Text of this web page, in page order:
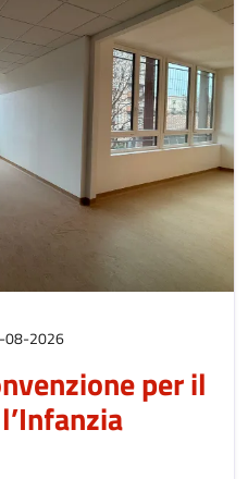
08-2026
per il